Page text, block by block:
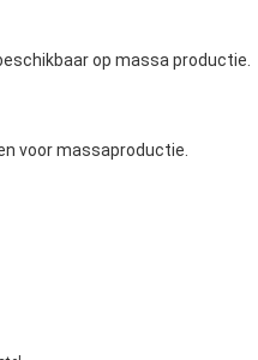
op massa productie.
voor massaproductie.